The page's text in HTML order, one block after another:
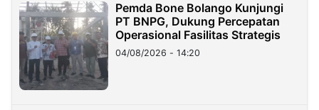
Pemda Bone Bolango Kunjungi
PT BNPG, Dukung Percepatan
Operasional Fasilitas Strategis
04/08/2026 - 14:20